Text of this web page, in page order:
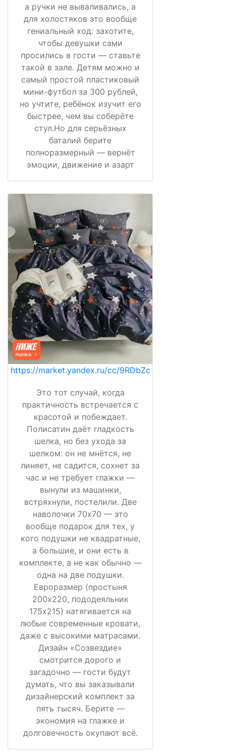
а ручки не вываливались, а
для холостяков это вообще
гениальный ход: захотите,
чтобы девушки сами
просились в гости — ставьте
такой в зале. Детям можно и
самый простой пластиковый
мини-футбол за 300 рублей,
но учтите, ребёнок изучит его
быстрее, чем вы соберёте
стул.Но для серьёзных
баталий берите
полноразмерный — вернёт
эмоции, движение и азарт
https://market.yandex.ru/cc/9RDbZc
Это тот случай, когда
практичность встречается с
красотой и побеждает.
Полисатин даёт гладкость
шелка, но без ухода за
шелком: он не мнётся, не
линяет, не садится, сохнет за
час и не требует глажки —
вынули из машинки,
встряхнули, постелили. Две
наволочки 70х70 — это
вообще подарок для тех, у
кого подушки не квадратные,
а большие, и они есть в
комплекте, а не как обычно —
одна на две подушки.
Евроразмер (простыня
200х220, пододеяльник
175х215) натягивается на
любые современные кровати,
даже с высокими матрасами.
Дизайн «Созвездие»
смотрится дорого и
загадочно — гости будут
думать, что вы заказывали
дизайнерский комплект за
пять тысяч. Берите —
экономия на глажке и
долговечность окупают всё.